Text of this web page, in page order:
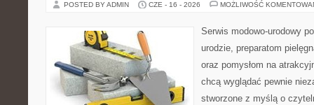
POSTED BY ADMIN CZE - 16 - 2026 MOŻLIWOŚĆ
Serwis modowo-urodowy
urodzie, preparatom
oraz pomysłom na
chcą wyglądać pewnie
stworzone z myślą o